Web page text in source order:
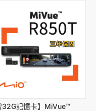
32G記憶卡】MiVue™